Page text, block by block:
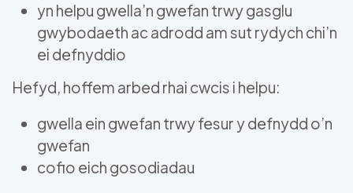
yn helpu gwella’n gwefan trwy gasglu
gwybodaeth ac adrodd am sut rydych chi’n
ei defnyddio
Hefyd, hoffem arbed rhai cwcis i helpu:
gwella ein gwefan trwy fesur y defnydd o’n
gwefan
cofio eich gosodiadau